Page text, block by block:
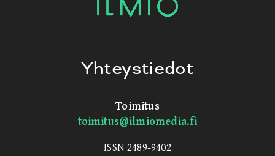
Yhteystiedot
Toimitus
toimitus@ilmiomedia.fi
ISSN 2489-9402